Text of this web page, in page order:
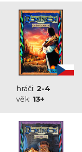
hráči: 2-4
věk: 13+